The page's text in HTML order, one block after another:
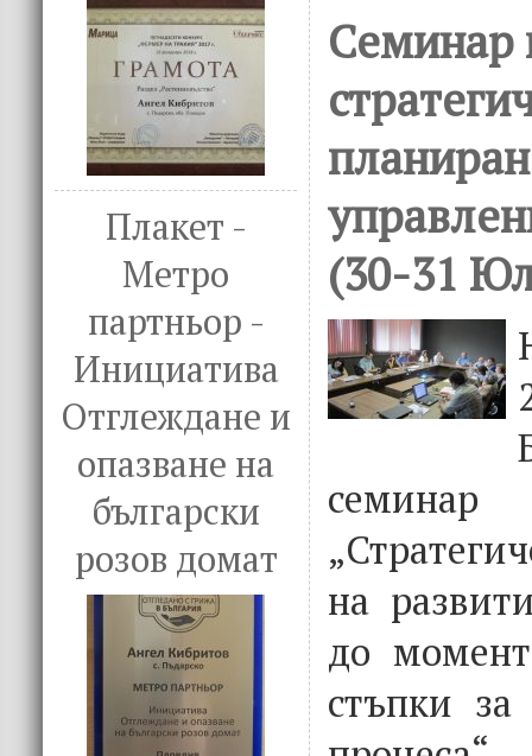
Плакет -
Метро
партньор -
Инициатива
Отглеждане и
опазване на
български
розов домат
Семинар
(30-31
на
до
стъпки